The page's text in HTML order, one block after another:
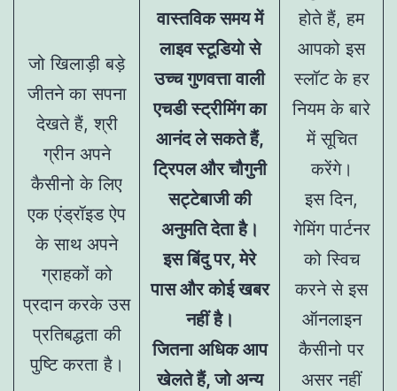
जो खिलाड़ी बड़े
जीतने का सपना
देखते हैं, श्री
ग्रीन अपने
कैसीनो के लिए
एक एंड्रॉइड ऐप
के साथ अपने
ग्राहकों को
प्रदान करके उस
प्रतिबद्धता की
पुष्टि करता है।
वास्तविक समय में
लाइव स्टूडियो से
उच्च गुणवत्ता वाली
एचडी स्ट्रीमिंग का
आनंद ले सकते हैं,
ट्रिपल और चौगुनी
सट्टेबाजी की
अनुमति देता है।
इस बिंदु पर, मेरे
पास और कोई खबर
नहीं है।
जितना अधिक आप
खेलते हैं, जो अन्य
होते हैं, हम
आपको इस
स्लॉट के हर
नियम के बारे
में सूचित
करेंगे।
इस दिन,
गेमिंग पार्टनर
को स्विच
करने से इस
ऑनलाइन
कैसीनो पर
असर नहीं